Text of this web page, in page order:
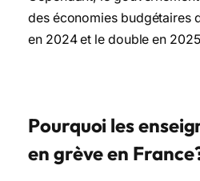
des économies budgétaires
en 2024 et le double en
Pourquoi les
en grève en